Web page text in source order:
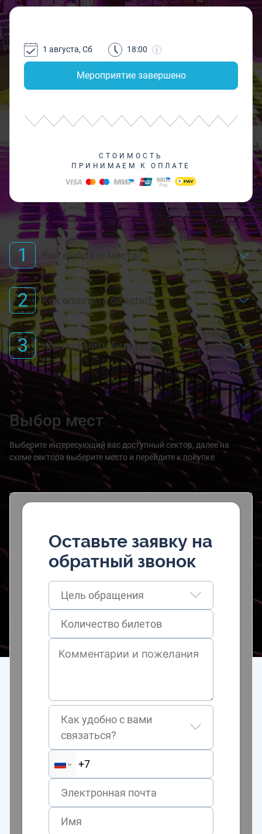
Мероприятие завершено
1 августа, Сб 18:00
СТОИМОСТЬ
ПРИНИМАЕМ К ОПЛАТЕ
1 Как выбрать места?
2 Как оплатить билеты?
3 Как получить билеты?
Выбор мест
Выберите интересующий вас доступный сектор, далее на
схеме сектора выберите место и перейдите к покупке
Оставьте заявку на
обратный звонок
Цель обращения
Как удобно с вами
связаться?